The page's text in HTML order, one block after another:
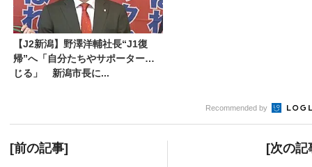
【J2新潟】野澤洋輔社長“J1復
帰”へ「自分たちやサポーター信
じる」 新潟市長に...
Recommended by
[前の記事] [次の記